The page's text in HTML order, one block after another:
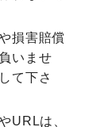
損害賠償
いませ
て下さ
URLは、